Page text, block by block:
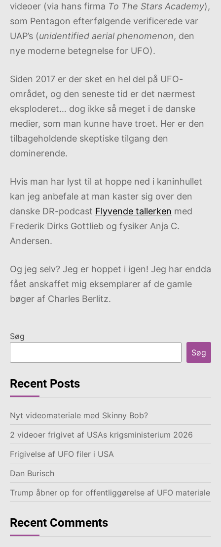
videoer (via hans firma To The Stars Academy),
som Pentagon efterfølgende verificerede var
UAP’s (unidentified aerial phenomenon, den
nye moderne betegnelse for UFO).
Siden 2017 er der sket en hel del på UFO-
området, og den seneste tid er det nærmest
eksploderet… dog ikke så meget i de danske
medier, som man kunne have troet. Her er den
tilbageholdende skeptiske tilgang den
dominerende.
Hvis man har lyst til at hoppe ned i kaninhullet
kan jeg anbefale at man kaster sig over den
danske DR-podcast Flyvende tallerken med
Frederik Dirks Gottlieb og fysiker Anja C.
Andersen.
Og jeg selv? Jeg er hoppet i igen! Jeg har endda
fået anskaffet mig eksemplarer af de gamle
bøger af Charles Berlitz.
Søg
Søg
Recent Posts
Nyt videomateriale med Skinny Bob?
2 videoer frigivet af USAs krigsministerium 2026
Frigivelse af UFO filer i USA
Dan Burisch
Trump åbner op for offentliggørelse af UFO materiale
Recent Comments